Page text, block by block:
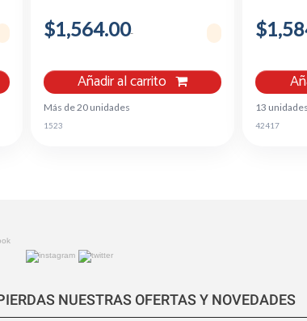
$1,564.00
Añadir al carrito
Más de 20 unidades
1523
13 unidades
42417
NUESTRAS OFERTAS Y NOVEDADES